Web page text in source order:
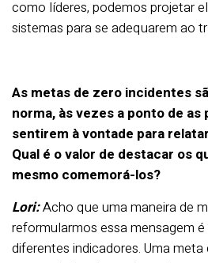
como líderes, podemos projetar
sistemas para se adequarem ao
As metas de zero incidentes
norma, às vezes a ponto de as
sentirem à vontade para
Qual é o valor de destacar os
mesmo comemorá-los?
Lori:Acho que uma maneira de
reformularmos essa mensagem
diferentes indicadores. Uma